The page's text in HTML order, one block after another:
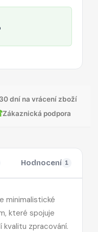
30 dní na vrácení zboží
Zákaznická podpora
Hodnocení 1
minimalistické
které spojuje
kvalitu zpracování.